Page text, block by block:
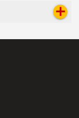
add